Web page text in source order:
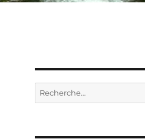
Recherche
pour :